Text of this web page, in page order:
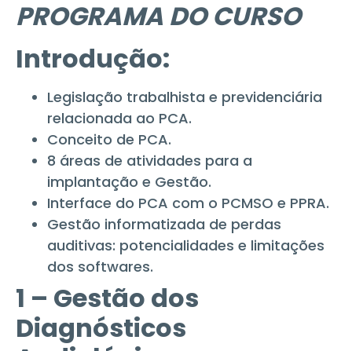
PROGRAMA DO CURSO
Introdução:
Legislação trabalhista e previdenciária
relacionada ao PCA.
Conceito de PCA.
8 áreas de atividades para a
implantação e Gestão.
Interface do PCA com o PCMSO e PPRA.
Gestão informatizada de perdas
auditivas: potencialidades e limitações
dos softwares.
1 – Gestão dos
Diagnósticos